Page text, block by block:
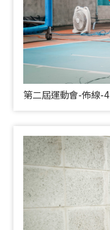
第二屆運動會-佈線-4